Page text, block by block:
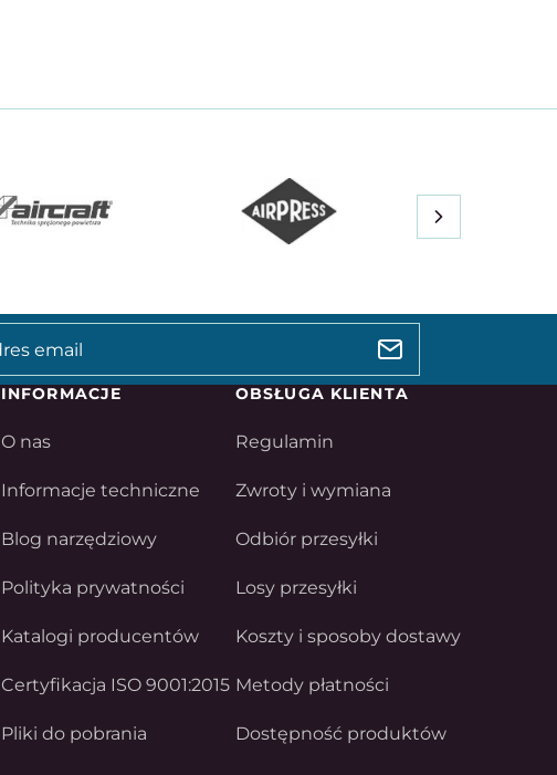
INFORMACJE
O nas
Informacje techniczne
Blog narzędziowy
Polityka prywatności
Katalogi producentów
Certyfikacja ISO 9001:2015
Pliki do pobrania
OBSŁUGA KLIENTA
Regulamin
Zwroty i wymiana
Odbiór przesyłki
Losy przesyłki
Koszty i sposoby dostawy
Metody płatności
Dostępność produktów